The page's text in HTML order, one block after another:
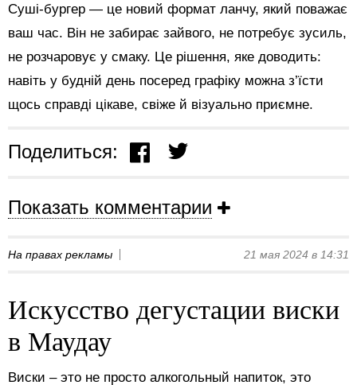
Суші-бургер — це новий формат ланчу, який поважає
ваш час. Він не забирає зайвого, не потребує зусиль,
не розчаровує у смаку. Це рішення, яке доводить:
навіть у будній день посеред графіку можна з’їсти
щось справді цікаве, свіже й візуально приємне.
Поделиться:
Показать комментарии
На правах рекламы 21 мая 2024 в 14:31
Искусство дегустации виски
в Маудау
Виски – это не просто алкогольный напиток, это